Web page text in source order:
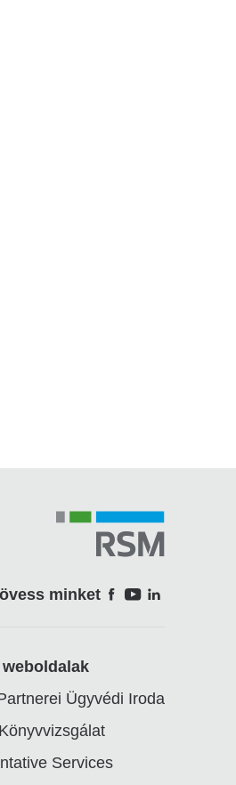
minket
Ügyvédi Iroda
Services